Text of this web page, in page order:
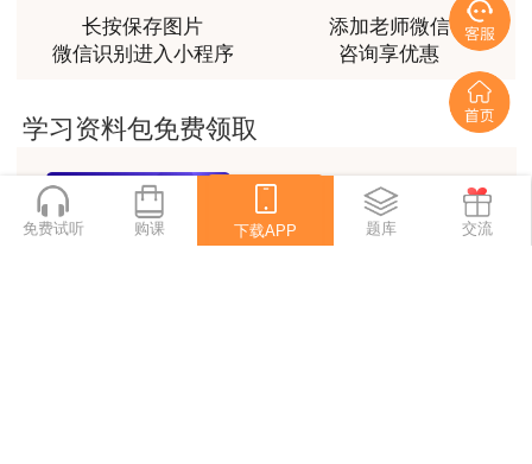
长按保存图片
微信识别进入小程序
添加老师微信
咨询享优惠
学习资料包免费领取
下载APP
免费试听 购课 下载APP 题库 交流